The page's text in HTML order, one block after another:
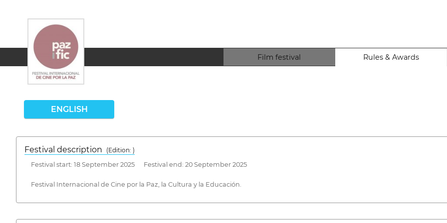
Film festival Rules & Awards
ENGLISH
Festival description
(Edition: )
Festival start: 18 September 2025 Festival end: 20 September 2025
Festival Internacional de Cine por la Paz, la Cultura y la Educación.